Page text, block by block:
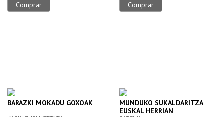
Comprar
Comprar
BARAZKI MOKADU GOXOAK
MUNDUKO SUKALDARITZA
EUSKAL HERRIAN